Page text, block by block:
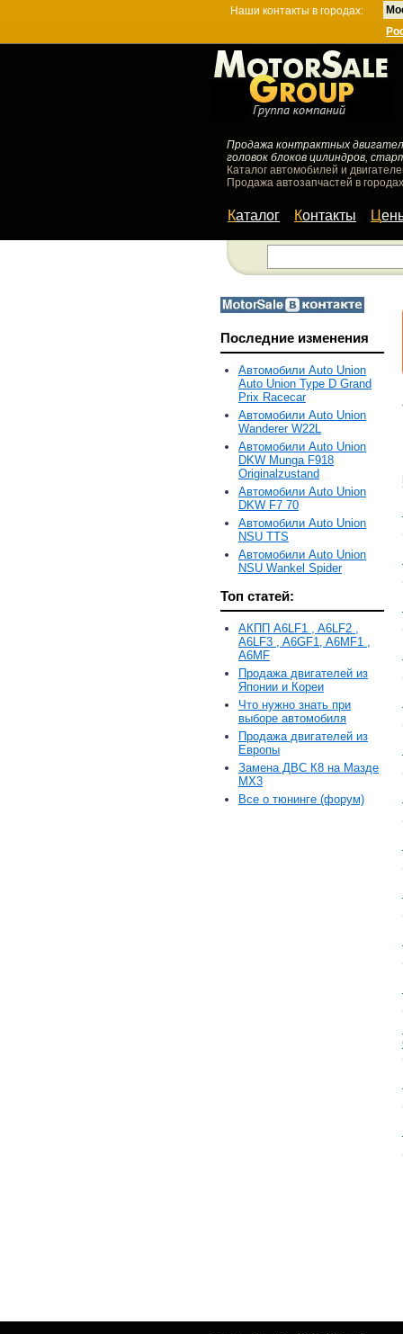
Наши контакты в городах:
Продажа контрактных
головок блоков цилиндров,
Каталог автомобилей и
Продажа автозапчастей в
Каталог Контакты
Последние изменения
Автомобили Auto Union
Auto Union Type D Grand
Prix Racecar
Автомобили Auto Union
Wanderer W22L
Автомобили Auto Union
DKW Munga F918
Originalzustand
Автомобили Auto Union
DKW F7 70
Автомобили Auto Union
NSU TTS
Автомобили Auto Union
NSU Wankel Spider
Топ статей:
АКПП A6LF1 , A6LF2 ,
A6LF3 , A6GF1, A6MF1 ,
A6MF
Продажа двигателей из
Японии и Кореи
Что нужно знать при
выборе автомобиля
Продажа двигателей из
Европы
Замена ДВС К8 на Мазде
MX3
Все о тюнинге (форум)